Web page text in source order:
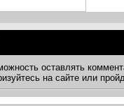
оставлять
на сайте или